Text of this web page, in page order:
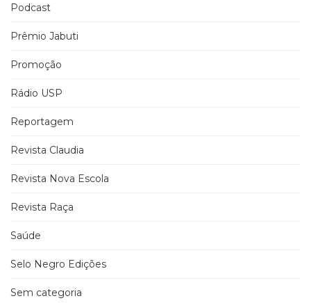
Podcast
Prêmio Jabuti
Promoção
Rádio USP
Reportagem
Revista Claudia
Revista Nova Escola
Revista Raça
Saúde
Selo Negro Edições
Sem categoria